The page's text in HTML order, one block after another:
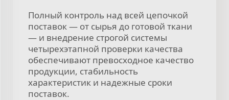
Полный контроль над всей цепочкой
поставок — от сырья до готовой ткани
— и внедрение строгой системы
четырехэтапной проверки качества
обеспечивают превосходное качество
продукции, стабильность
характеристик и надежные сроки
поставок.